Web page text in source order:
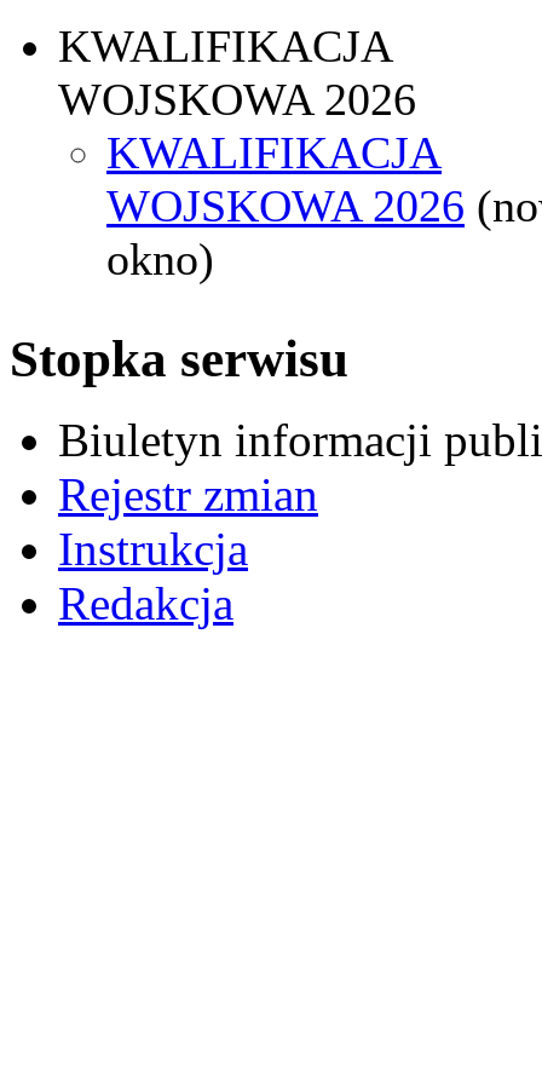
KWALIFIKACJA
WOJSKOWA 2026
KWALIFIKACJA
WOJSKOWA 2026
okno)
Stopka serwisu
Biuletyn informacji
Rejestr zmian
Instrukcja
Redakcja